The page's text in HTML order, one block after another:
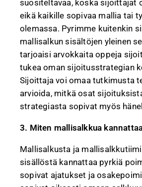
suositeltavaa, koska sijoittajat
eikä kaikille sopivaa mallia tai
olemassa. Pyrimme kuitenkin
mallisalkun sisältöjen yleinen
tarjoaisi arvokkaita oppeja
tukea oman sijoitusstrategian
Sijoittaja voi omaa tutkimusta
arvioida, mitkä osat
strategiasta sopivat myös
3. Miten mallisalkkua
Mallisalkusta ja
sisällöstä kannattaa pyrkiä
sopivat ajatukset ja